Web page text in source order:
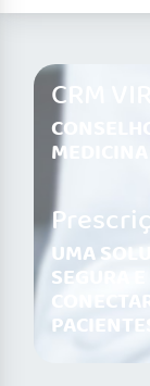
CRM
MEDICINA
UMA
SEGURA